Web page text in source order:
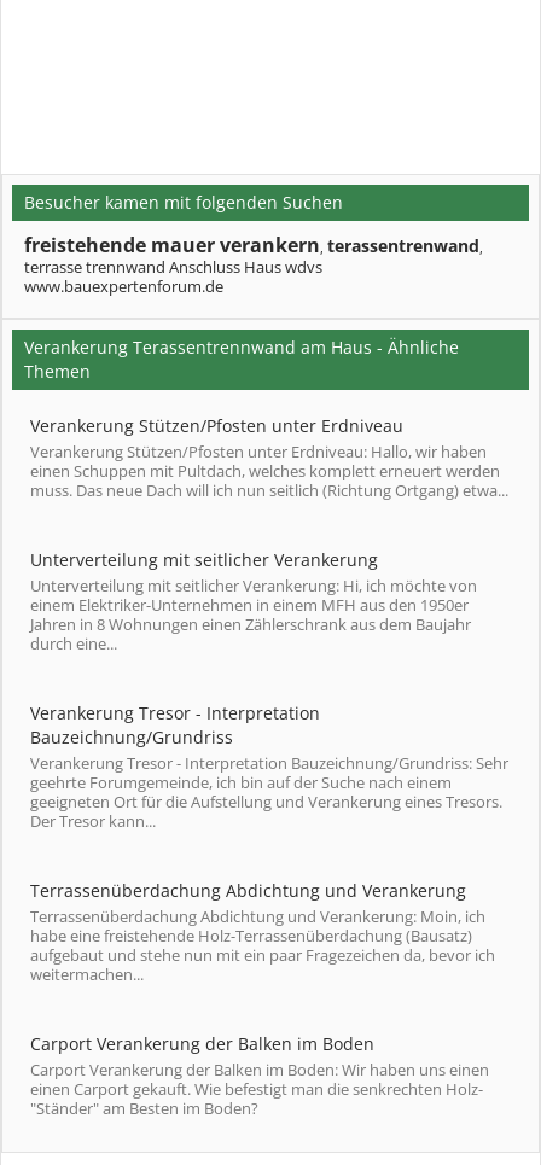
Besucher kamen mit folgenden Suchen
freistehende mauer verankern, terassentrenwand,
terrasse trennwand Anschluss Haus wdvs
www.bauexpertenforum.de
Verankerung Terassentrennwand am Haus - Ähnliche
Themen
Verankerung Stützen/Pfosten unter Erdniveau
Verankerung Stützen/Pfosten unter Erdniveau: Hallo, wir haben
einen Schuppen mit Pultdach, welches komplett erneuert werden
muss. Das neue Dach will ich nun seitlich (Richtung Ortgang) etwa...
Unterverteilung mit seitlicher Verankerung
Unterverteilung mit seitlicher Verankerung: Hi, ich möchte von
einem Elektriker-Unternehmen in einem MFH aus den 1950er
Jahren in 8 Wohnungen einen Zählerschrank aus dem Baujahr
durch eine...
Verankerung Tresor - Interpretation
Bauzeichnung/Grundriss
Verankerung Tresor - Interpretation Bauzeichnung/Grundriss: Sehr
geehrte Forumgemeinde, ich bin auf der Suche nach einem
geeigneten Ort für die Aufstellung und Verankerung eines Tresors.
Der Tresor kann...
Terrassenüberdachung Abdichtung und Verankerung
Terrassenüberdachung Abdichtung und Verankerung: Moin, ich
habe eine freistehende Holz-Terrassenüberdachung (Bausatz)
aufgebaut und stehe nun mit ein paar Fragezeichen da, bevor ich
weitermachen...
Carport Verankerung der Balken im Boden
Carport Verankerung der Balken im Boden: Wir haben uns einen
einen Carport gekauft. Wie befestigt man die senkrechten Holz-
"Ständer" am Besten im Boden?